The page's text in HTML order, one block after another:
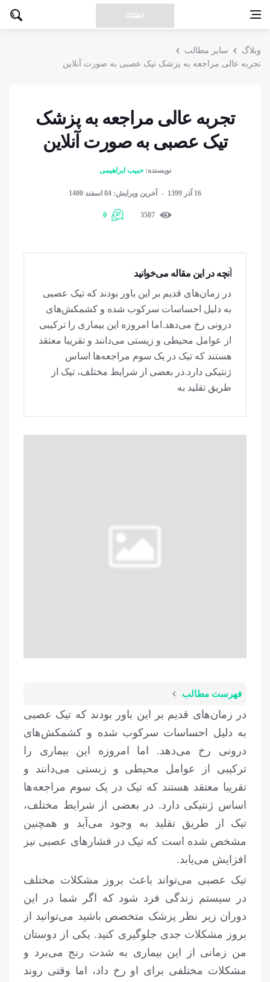
وبلاگ
سایر مطالب
تجربه عالی مراجعه به پزشک تیک عصبی به صورت آنلاین
تجربه عالی مراجعه به پزشک
تیک عصبی به صورت آنلاین
نویسنده: حبیب ابراهیمی
16 آذر 1399 آخرین ویرایش: 04 اسفند 1400
3507
0
آنچه در این مقاله می‌خوانید
در زمان‌های قدیم بر این باور بودند که تیک عصبی
به دلیل احساسات سرکوب شده و کشمکش‌های
درونی رخ می‌دهد.اما امروزه این بیماری را ترکیبی
از عوامل محیطی و زیستی می‌دانند و تقریبا معتقد
هستند که تیک در یک سوم مراجعه‌ها اساس
ژنتیکی دارد.در بعضی از شرایط مختلف، تیک از
طریق تقلید به
فهرست مطالب
در زمان‌های قدیم بر این باور بودند که تیک عصبی
به دلیل احساسات سرکوب شده و کشمکش‌های
درونی رخ می‌دهد. اما امروزه این بیماری را
ترکیبی از عوامل محیطی و زیستی می‌دانند و
تقریبا معتقد هستند که تیک در یک سوم مراجعه‌ها
اساس ژنتیکی دارد. در بعضی از شرایط مختلف،
تیک از طریق تقلید به وجود می‌آید و همچنین
مشخص شده است که تیک در فشارهای عصبی نیز
افزایش می‌یابد.
تیک عصبی می‌تواند باعث بروز مشکلات مختلف
در سیستم زندگی فرد شود که اگر شما در این
دوران زیر نظر پزشک متخصص باشید می‌توانید از
بروز مشکلات جدی جلوگیری کنید. یکی از دوستان
من زمانی از این بیماری به شدت رنج می‌برد و
مشکلات مختلفی برای او رخ داد، اما وقتی روند